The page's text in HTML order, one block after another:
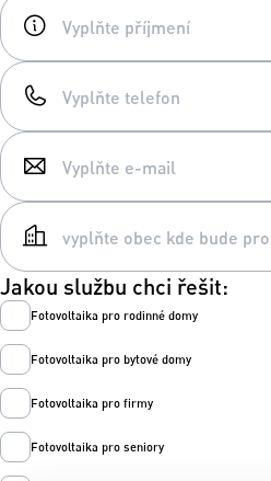
Jakou službu chci řešit:
Fotovoltaika pro rodinné domy
Fotovoltaika pro bytové domy
Fotovoltaika pro firmy
Fotovoltaika pro seniory